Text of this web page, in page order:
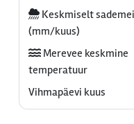
Keskmiselt
(mm/kuus)
Merevee keskmine
temperatuur
Vihmapäevi kuus